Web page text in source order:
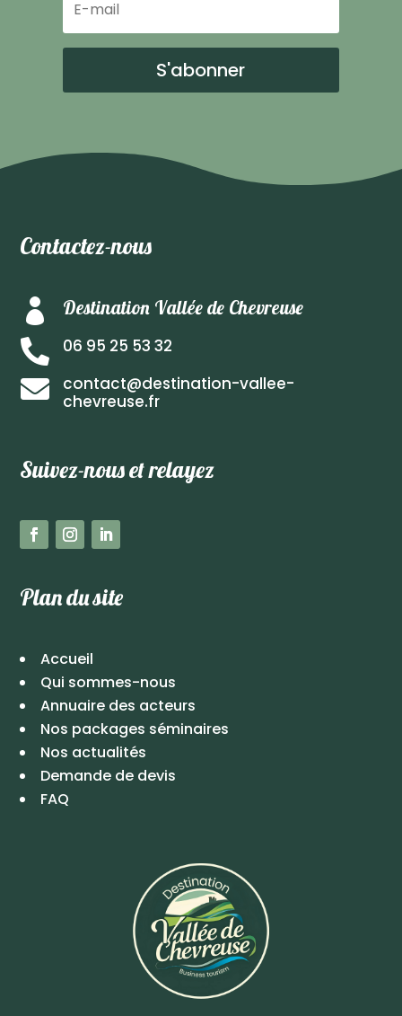
S'abonner
Contactez-nous
 Destination Vallée de Chevreuse
 06 95 25 53 32

contact@destination-vallee-
chevreuse.fr
Suivez-nous et relayez
Plan du site
Accueil
Qui sommes-nous
Annuaire des acteurs
Nos packages séminaires
Nos actualités
Demande de devis
FAQ